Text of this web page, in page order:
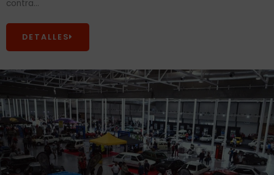
contra...
DETALLES